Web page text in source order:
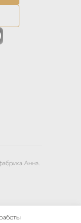
Анна.